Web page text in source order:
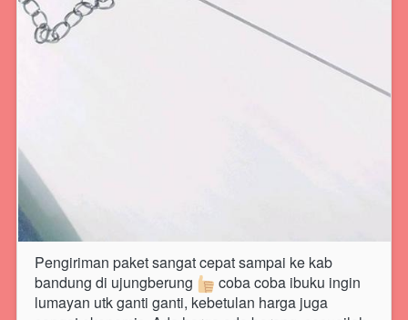
Pengiriman paket sangat cepat sampai ke kab
bandung di ujungberung
coba coba ibuku ingin
lumayan utk ganti ganti, kebetulan harga juga